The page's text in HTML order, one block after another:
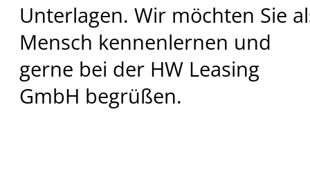
Unterlagen. Wir möchten Sie
Mensch kennenlernen und
gerne bei der HW Leasing
GmbH begrüßen.